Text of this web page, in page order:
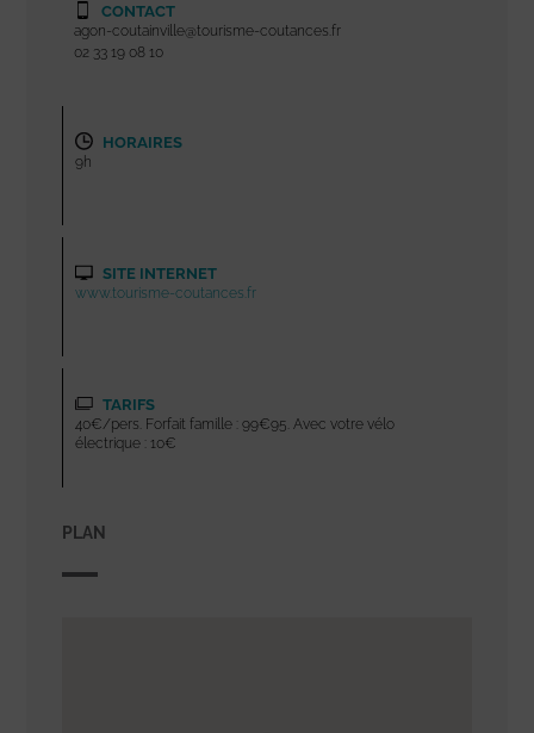
CONTACT
agon-coutainville@tourisme-coutances.fr
02 33 19 08 10
HORAIRES
9h
SITE INTERNET
www.tourisme-coutances.fr
TARIFS
40€/pers. Forfait famille : 99€95. Avec votre vélo
électrique : 10€
PLAN